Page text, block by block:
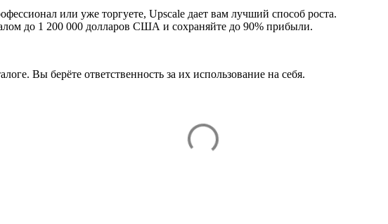
или уже торгуете, Upscale дает вам лучший способ роста.
до 1 200 000 долларов США и сохраняйте до 90% прибыли.
Вы берёте ответственность за их использование на себя.